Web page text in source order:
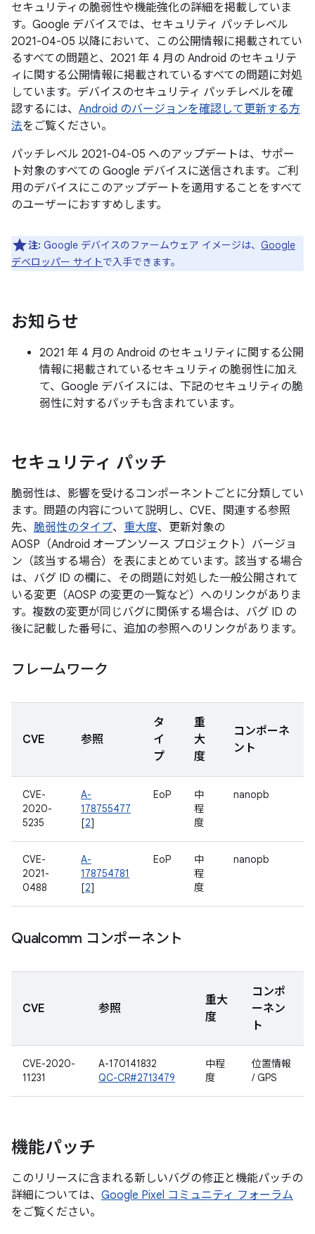
セキュリティの脆弱性や機能強化の詳細を掲載していま
す。Google デバイスでは、セキュリティ パッチレベル
2021-04-05 以降において、この公開情報に掲載されてい
るすべての問題と、2021 年 4 月の Android のセキュリテ
ィに関する公開情報に掲載されているすべての問題に対処
しています。デバイスのセキュリティ パッチレベルを確
認するには、 Android のバージョンを確認して更新する方
法をご覧ください。
パッチレベル 2021-04-05 へのアップデートは、サポー
ト対象のすべての Google デバイスに送信されます。ご利
用のデバイスにこのアップデートを適用することをすべて
のユーザーにおすすめします。
注: Google デバイスのファームウェア イメージは、 Google
デベロッパー サイトで入手できます。
お知らせ
2021 年 4 月の Android のセキュリティに関する公開
情報に掲載されているセキュリティの脆弱性に加え
て、Google デバイスには、下記のセキュリティの脆
弱性に対するパッチも含まれています。
セキュリティ パッチ
脆弱性は、影響を受けるコンポーネントごとに分類してい
ます。問題の内容について説明し、CVE、関連する参照
先、 脆弱性のタイプ、 重大度、更新対象の
AOSP（Android オープンソース プロジェクト）バージョ
ン（該当する場合）を表にまとめています。該当する場合
は、バグ ID の欄に、その問題に対処した一般公開されて
いる変更（AOSP の変更の一覧など）へのリンクがありま
す。複数の変更が同じバグに関係する場合は、バグ ID の
後に記載した番号に、追加の参照へのリンクがあります。
フレームワーク
CVE 参照
タ
イ
プ
重
大
度
コンポーネ
ント
CVE-
2020-
5235
A-
178755477
[2]
EoP
中
程
度
nanopb
CVE-
2021-
0488
A-
178754781
[2]
EoP
中
程
度
nanopb
Qualcomm コンポーネント
CVE 参照
重大
度
コンポ
ーネン
ト
CVE-2020-
11231
A-170141832
QC-CR#2713479
中程
度
位置情報
/ GPS
機能パッチ
このリリースに含まれる新しいバグの修正と機能パッチの
詳細については、 Google Pixel コミュニティ フォーラム
をご覧ください。